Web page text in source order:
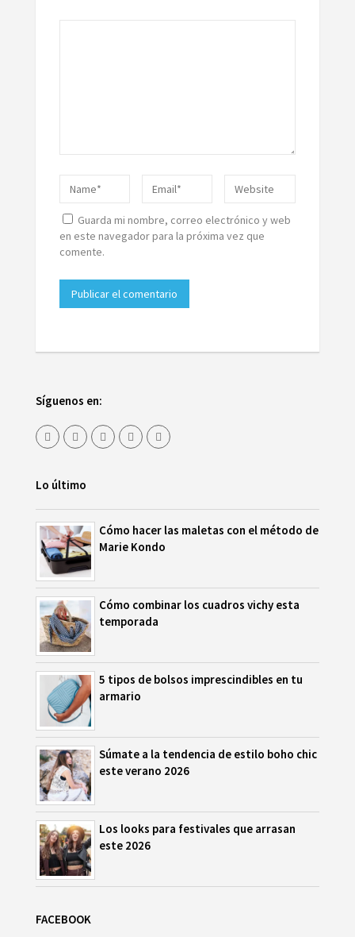
Guarda mi nombre, correo electrónico y web
en este navegador para la próxima vez que
comente.
Síguenos en:
Lo último
Cómo hacer las maletas con el método de
Marie Kondo
Cómo combinar los cuadros vichy esta
temporada
5 tipos de bolsos imprescindibles en tu
armario
Súmate a la tendencia de estilo boho chic
este verano 2026
Los looks para festivales que arrasan
este 2026
FACEBOOK